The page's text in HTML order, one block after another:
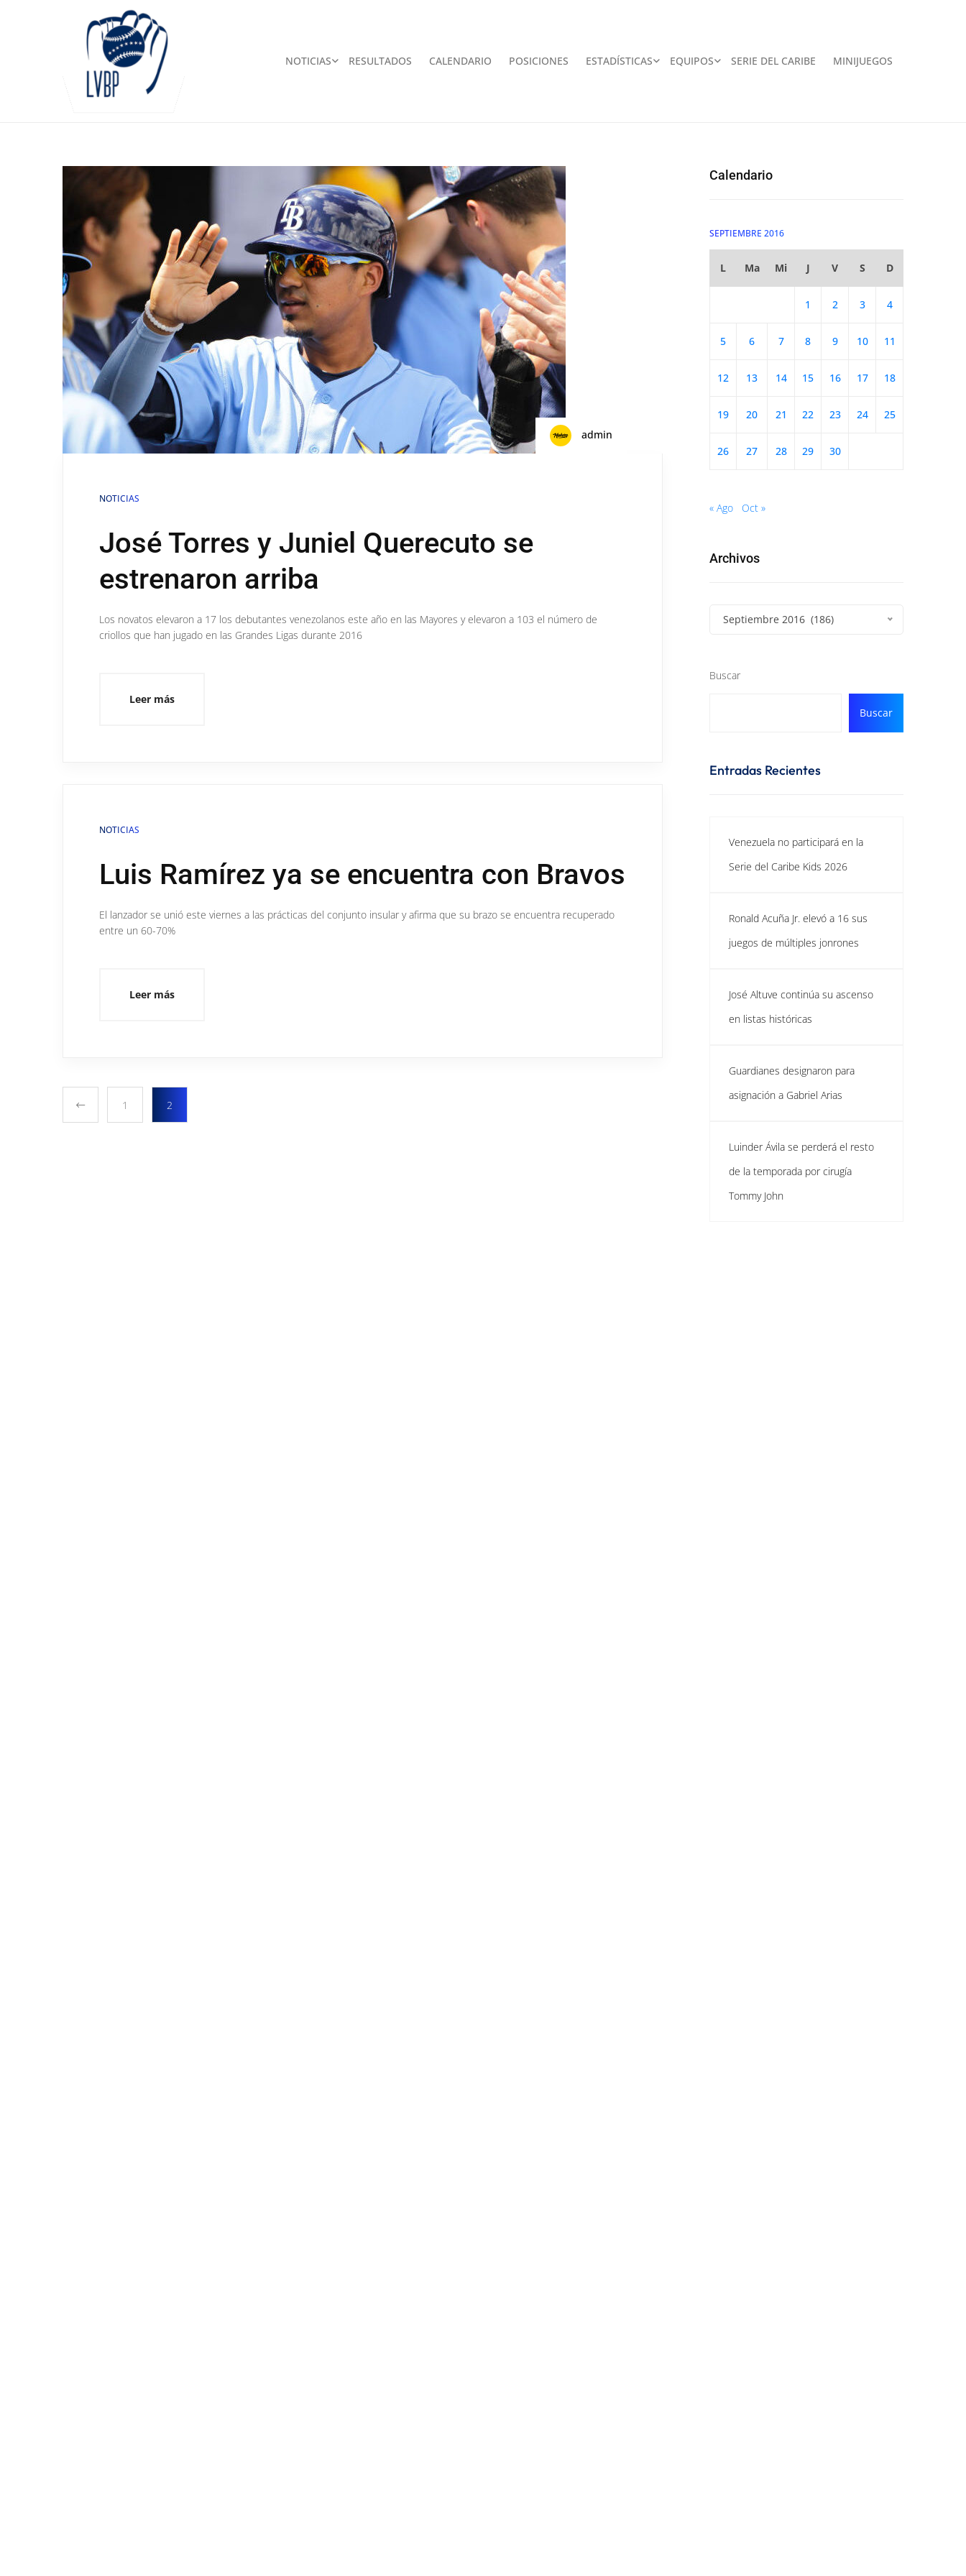
NOTICIAS RESULTADOS CALENDARIO POSICIONES ESTADÍSTICAS EQUIPOS SERIE DEL CARIBE MINIJUEGOS
admin
NOTICIAS
José Torres y Juniel Querecuto se
estrenaron arriba
Los novatos elevaron a 17 los debutantes venezolanos este año en las Mayores y elevaron a 103 el número de
criollos que han jugado en las Grandes Ligas durante 2016
Leer más
NOTICIAS
Luis Ramírez ya se encuentra con Bravos
El lanzador se unió este viernes a las prácticas del conjunto insular y afirma que su brazo se encuentra recuperado
entre un 60-70%
Leer más
1 2
Calendario
SEPTIEMBRE 2016
L Ma Mi J V S D
1 2 3 4
5 6 7 8 9 10 11
12 13 14 15 16 17 18
19 20 21 22 23 24 25
26 27 28 29 30
« Ago Oct »
Archivos
Septiembre 2016 (186)
Buscar
Buscar
Entradas Recientes
Venezuela no participará en la
Serie del Caribe Kids 2026
Ronald Acuña Jr. elevó a 16 sus
juegos de múltiples jonrones
José Altuve continúa su ascenso
en listas históricas
Guardianes designaron para
asignación a Gabriel Arias
Luinder Ávila se perderá el resto
de la temporada por cirugía
Tommy John